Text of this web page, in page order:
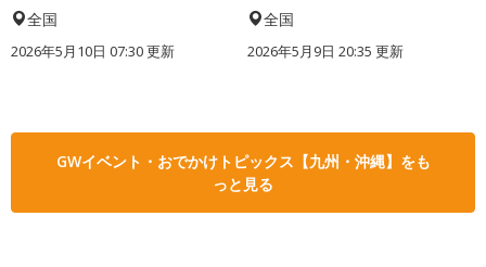
全国
2026年5月10日 07:30 更新
全国
2026年5月9日 20:35 更新
GWイベント・おでかけトピックス【九州・沖縄】をも
っと見る